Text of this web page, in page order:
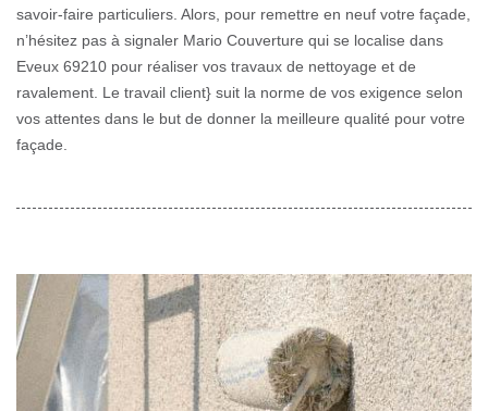
savoir-faire particuliers. Alors, pour remettre en neuf votre façade,
n’hésitez pas à signaler Mario Couverture qui se localise dans
Eveux 69210 pour réaliser vos travaux de nettoyage et de
ravalement. Le travail client} suit la norme de vos exigence selon
vos attentes dans le but de donner la meilleure qualité pour votre
façade.